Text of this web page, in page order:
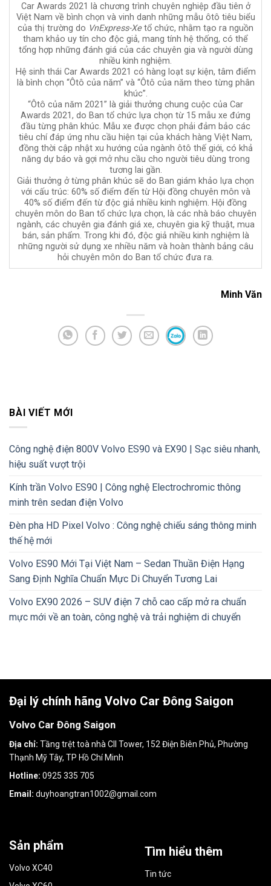
Car Awards 2021 là chương trình chuyên nghiệp đầu tiên ở
Việt Nam về bình chọn và vinh danh những mẫu ôtô tiêu biểu
của thị trường do VnExpress-Xetổ chức, nhằm tạo ra nguồn
tham khảo uy tín cho độc giả, mang tính hệ thống, có thể
tổng hợp những đánh giá của các chuyên gia và người dùng
nhiều kinh nghiệm.
Hệ sinh thái Car Awards 2021 có hàng loạt sự kiện, tâm điểm
là bình chọn “Ôtô của năm” và “Ôtô của năm theo từng phân
khúc”.
“Ôtô của năm 2021” là giải thưởng chung cuộc của Car
Awards 2021, do Ban tổ chức lựa chọn từ 15 mẫu xe đứng
đầu từng phân khúc. Mẫu xe được chọn phải đảm bảo các
tiêu chí đáp ứng nhu cầu hiện tại của khách hàng Việt Nam,
đồng thời cập nhật xu hướng của ngành ôtô thế giới, có khả
năng dự báo và gợi mở nhu cầu cho người tiêu dùng trong
tương lai gần.
Giải thưởng ở từng phân khúc sẽ do Ban giám khảo lựa chọn
với cấu trúc: 60% số điểm đến từ Hội đồng chuyên môn và
40% số điểm đến từ độc giả nhiều kinh nghiệm. Hội đồng
chuyên môn do Ban tổ chức lựa chọn, là các nhà báo chuyên
ngành, các chuyên gia đánh giá xe, chuyên gia kỹ thuật, mua
bán, sản phẩm. Trong khi đó, độc giả nhiều kinh nghiệm là
những người sử dụng xe nhiều năm và hoàn thành bảng câu
hỏi chuyên môn do Ban tổ chức đưa ra.
Minh Văn
BÀI VIẾT MỚI
Công nghệ điện 800V Volvo ES90 và EX90 | Sạc siêu nhanh,
hiệu suất vượt trội
Kính trần Volvo ES90 | Công nghệ Electrochromic thông
minh trên sedan điện Volvo
Đèn pha HD Pixel Volvo : Công nghệ chiếu sáng thông minh
thế hệ mới
Volvo ES90 Mới Tại Việt Nam – Sedan Thuần Điện Hạng
Sang Định Nghĩa Chuẩn Mực Di Chuyển Tương Lai
Volvo EX90 2026 – SUV điện 7 chỗ cao cấp mở ra chuẩn
mực mới về an toàn, công nghệ và trải nghiệm di chuyển
Đại lý chính hãng Volvo Car Đông Saigon
Volvo Car Đông Saigon
Địa chỉ: Tầng trệt toà nhà CII Tower, 152 Điện Biên Phủ, Phường
Thạnh Mỹ Tây, TP Hồ Chí Minh
Hotline: 0925 335 705
Email: duyhoangtran1002@gmail.com
Sản phẩm
Volvo XC40
Tìm hiểu thêm
Tin tức